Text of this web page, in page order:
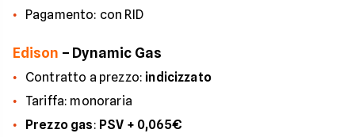
Pagamento: con RID
Edison – Dynamic Gas
Contratto a prezzo: indicizzato
Tariffa: monoraria
Prezzo gas: PSV + 0,065€